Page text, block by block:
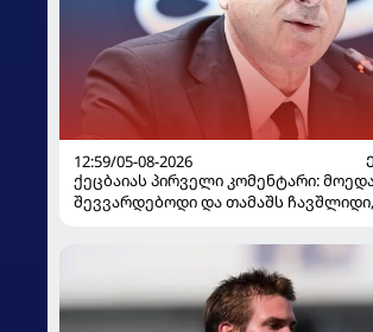
12:59/05-08-2026
ქეცბაიას პირველი კომენტარი:
შევვარდებოდი და თამაშს